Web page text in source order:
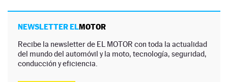
NEWSLETTER ELMOTOR
Recibe la newsletter de EL MOTOR con toda la actualidad
del mundo del automóvil y la moto, tecnología, seguridad,
conducción y eficiencia.